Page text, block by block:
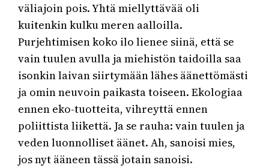
väliajoin pois. Yhtä miellyttävää oli
kuitenkin kulku meren aalloilla.
Purjehtimisen koko ilo lienee siinä, että se
vain tuulen avulla ja miehistön taidoilla saa
isonkin laivan siirtymään lähes äänettömästi
ja omin neuvoin paikasta toiseen. Ekologiaa
ennen eko-tuotteita, vihreyttä ennen
poliittista liikettä. Ja se rauha: vain tuulen ja
veden luonnolliset äänet. Ah, sanoisi mies,
jos nyt ääneen tässä jotain sanoisi.